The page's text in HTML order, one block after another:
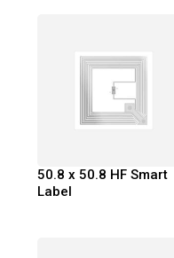
50.8 x 50.8 HF Smart
Label